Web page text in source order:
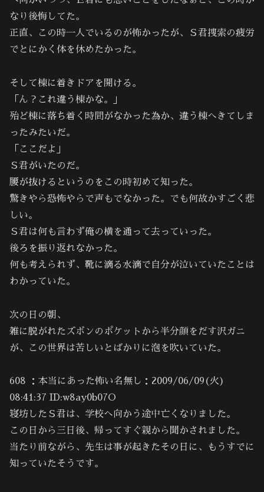
なり後悔してた。
正直、この時一人でいるのが怖かったが、Ｓ君捜索の疲労
でとにかく体を休めたかった。
そして棟に着きドアを開ける。
「ん？これ違う棟かな。」
殆ど棟に落ち着く時間がなかった為か、違う棟へきてしま
ったみたいだ。
「ここだよ」
Ｓ君がいたのだ。
腰が抜けるというのをこの時初めて知った。
驚きやら恐怖やらで声もでなかった。でも何故かすごく悲
しい。
Ｓ君は何も言わず俺の横を通って去っていった。
後ろを振り返れなかった。
何も考えられず、靴に滴る水滴で自分が泣いていたことは
わかっていた。
次の日の朝、
雑に脱がれたズボンのポケットから半分顔をだす沢ガニ
が、この世界は苦しいとばかりに泡を吹いていた。
608 ：本当にあった怖い名無し：2009/06/09(火)
08:41:37 ID:w8ay0b07O
寝坊したＳ君は、学校へ向かう途中亡くなりました。
この日から三日後、帰ってすぐ親から聞かされました。
当たり前ながら、先生は事が起きたその日に、もうすでに
知っていたそうです。